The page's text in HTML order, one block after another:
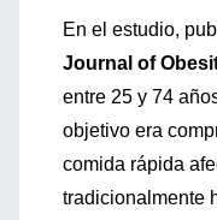
En el estudio,
Journal of
entre 25 y 74
objetivo era
comida rápida
tradicionalmente